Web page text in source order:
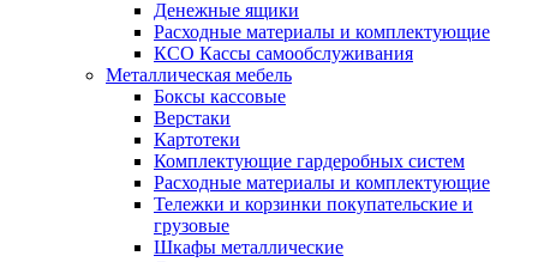
Денежные ящики
Расходные материалы и комплектующие
КСО Кассы самообслуживания
Металлическая мебель
Боксы кассовые
Верстаки
Картотеки
Комплектующие гардеробных систем
Расходные материалы и комплектующие
Тележки и корзинки покупательские и
грузовые
Шкафы металлические